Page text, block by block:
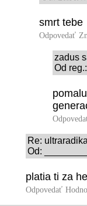
smrt tebe
Odpovedať
zadus
Od
Re:
Od:
platia ti za
Odpovedať